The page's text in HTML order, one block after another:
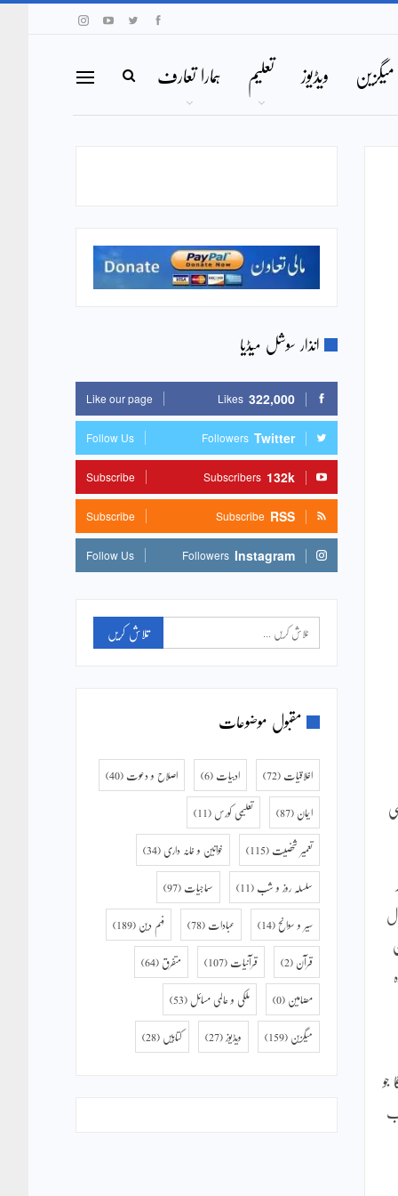
میگزین ویڈیوز تعلیم ہمارا تعارف
جو
انذار سوشل میڈیا
322,000
Likes
Like our page
Twitter
Followers
Follow Us
132k
Subscribers
Subscribe
RSS
Subscribe
Subscribe
Instagram
Followers
Follow Us
مقبول موضوعات
اخلاقیات (72) ادبیات (6) اصلاح و دعوت (40)
ایمان (87) تعلیمی کورس (11)
تعمیر شخصیت (115) خواتین و خانہ داری (34)
سلسلہ روز و شب (11) سماجیات (97)
سیر و سوانح(14) عبادات (78) فہم دین (189)
قرآن (2) قرآنیات (107) متفرق (64)
مضامین (0) ملکی و عالمی مسائل (53)
میگزین (159) ویڈیوز (27) کتابیں (28)